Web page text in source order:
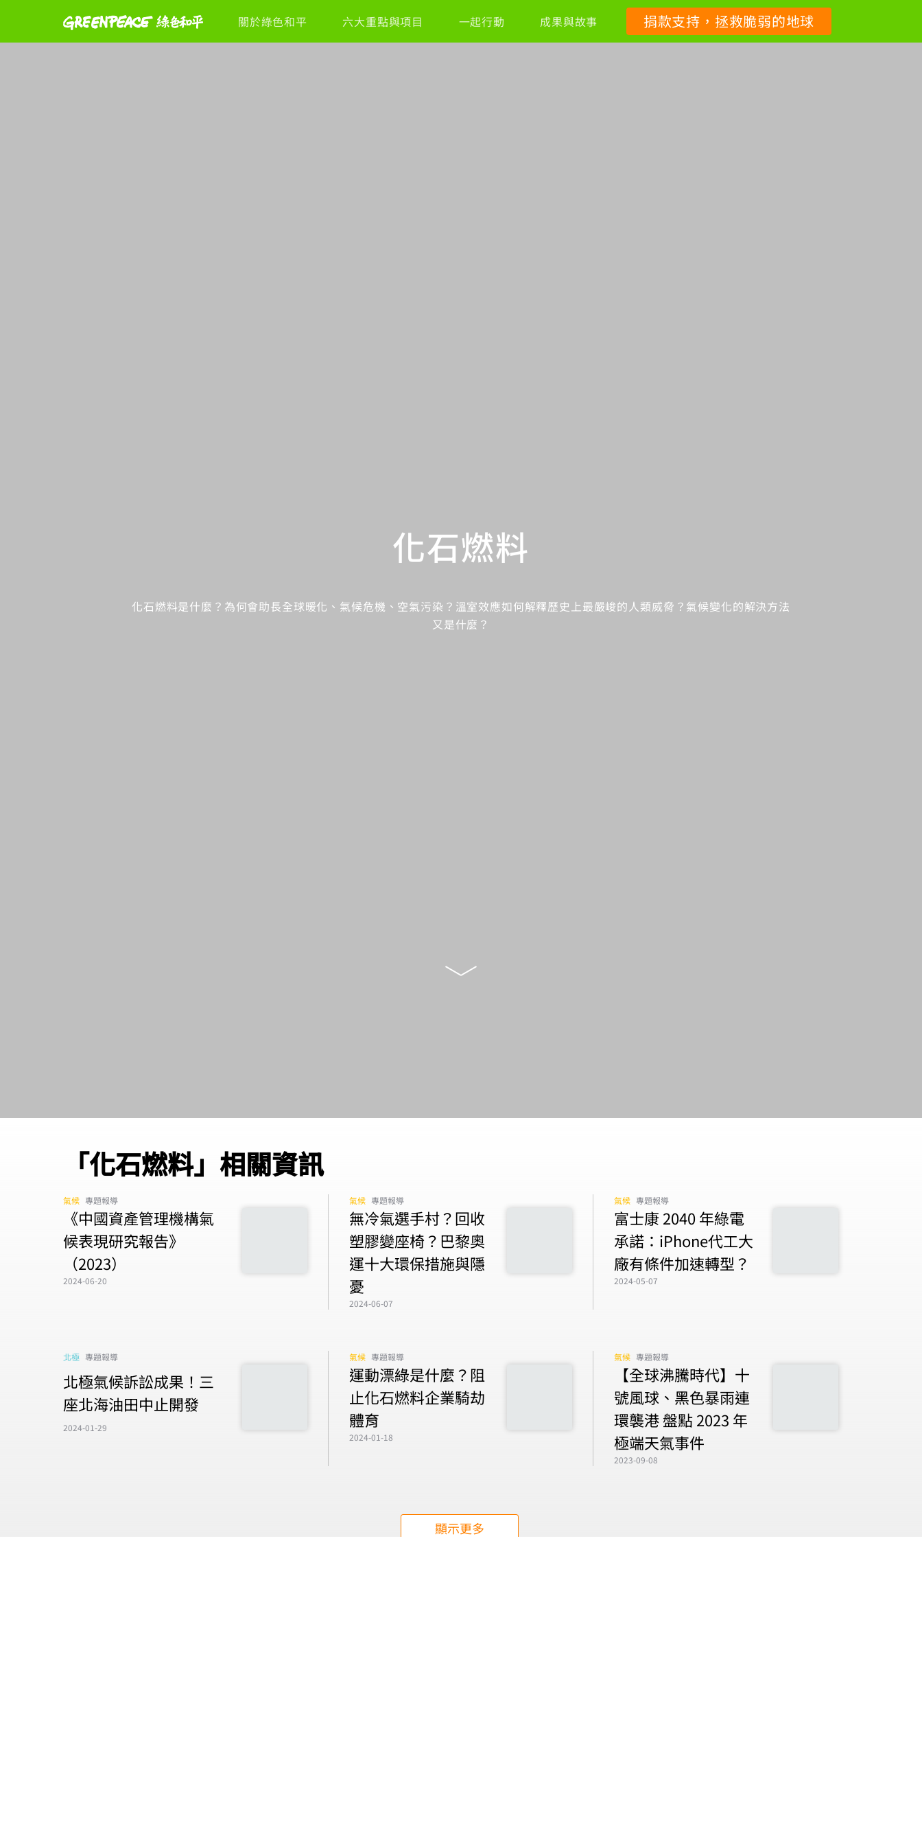
關於綠色和平 六大重點與項目 一起行動 成果與故事 捐款支持，拯救脆弱的地球
化石燃料
化石燃料是什麼？為何會助長全球暖化、氣候危機、空氣污染？溫室效應如何解釋歷史上最嚴峻的人類威脅？氣候變化的解決方法
又是什麼？
「化石燃料」相關資訊
氣候 專題報導
《中國資產管理機構氣
候表現研究報告》
（2023）
2024-06-20
氣候 專題報導
無冷氣選手村？回收
塑膠變座椅？巴黎奧
運十大環保措施與隱
憂
2024-06-07
氣候 專題報導
富士康 2040 年綠電
承諾：iPhone代工大
廠有條件加速轉型？
2024-05-07
北極 專題報導
北極氣候訴訟成果！三
座北海油田中止開發
2024-01-29
氣候 專題報導
運動漂綠是什麼？阻
止化石燃料企業騎劫
體育
2024-01-18
氣候 專題報導
【全球沸騰時代】十
號風球、黑色暴雨連
環襲港 盤點 2023 年
極端天氣事件
2023-09-08
顯示更多